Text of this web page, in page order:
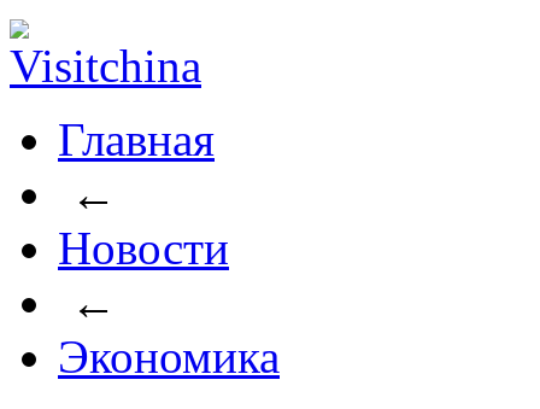
Главная
←
Новости
←
Экономика